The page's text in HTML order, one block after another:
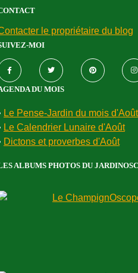
le propriétaire du blog
MOI
DU MOIS
Le Pense-Jardin du mois d'Août
Le Calendrier Lunaire d'Août
Dictons et proverbes d'Août
ALBUMS PHOTOS DU